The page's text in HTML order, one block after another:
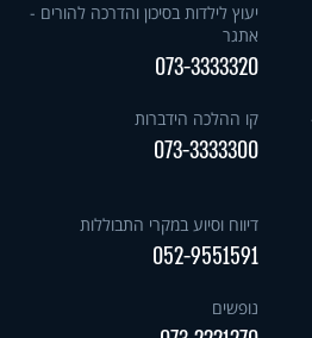
יעוץ לילדות בסיכון והדרכה להורים -
אתגר
073-3333320
קו ההלכה הידברות
073-3333300
דיווח וסיוע במקרי התבוללות
052-9551591
נופשים